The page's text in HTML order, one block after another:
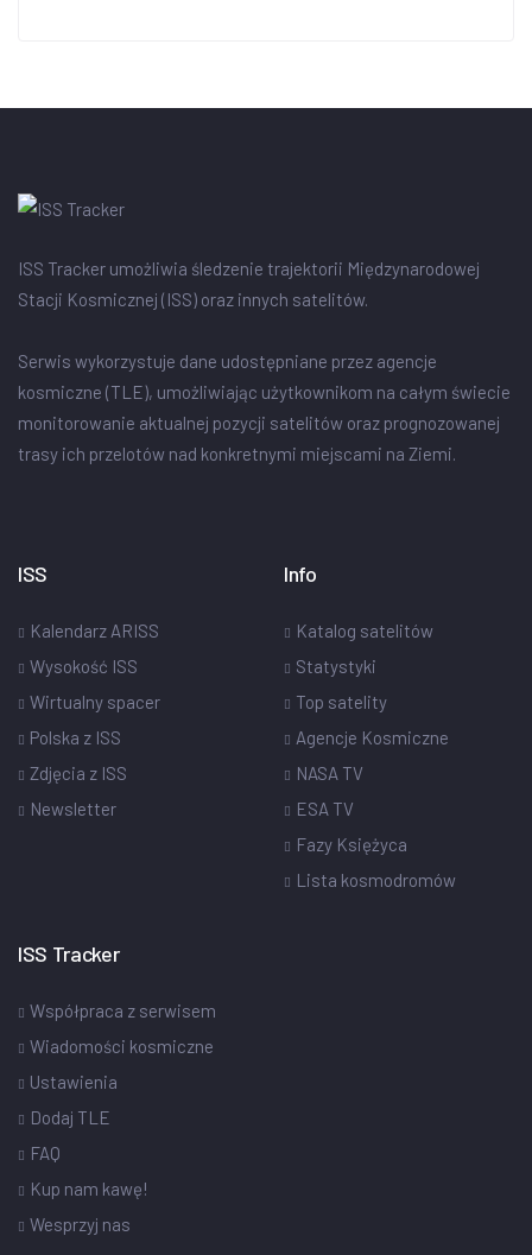
ISS Tracker umożliwia śledzenie trajektorii Międzynarodowej
Stacji Kosmicznej (ISS) oraz innych satelitów.
Serwis wykorzystuje dane udostępniane przez agencje
kosmiczne (TLE), umożliwiając użytkownikom na całym świecie
monitorowanie aktualnej pozycji satelitów oraz prognozowanej
trasy ich przelotów nad konkretnymi miejscami na Ziemi.
ISS
Kalendarz ARISS
Wysokość ISS
Wirtualny spacer
Polska z ISS
Zdjęcia z ISS
Newsletter
Info
Katalog satelitów
Statystyki
Top satelity
Agencje Kosmiczne
NASA TV
ESA TV
Fazy Księżyca
Lista kosmodromów
ISS Tracker
Współpraca z serwisem
Wiadomości kosmiczne
Ustawienia
Dodaj TLE
FAQ
Kup nam kawę!
Wesprzyj nas